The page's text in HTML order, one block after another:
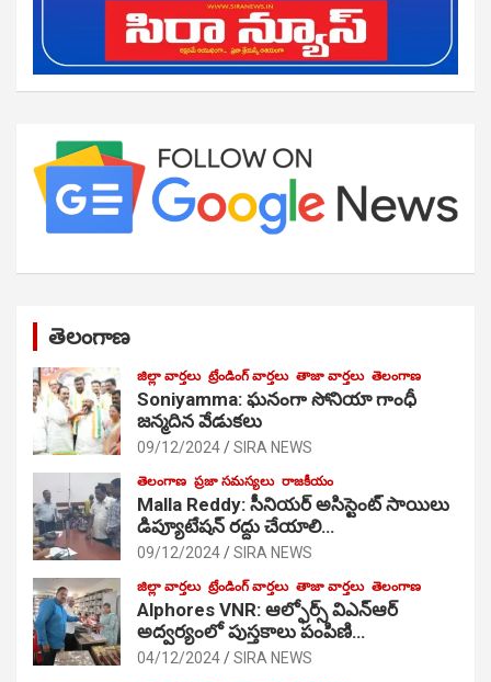
తెలంగాణ
జిల్లా వార్తలు ట్రేండింగ్ వార్తలు తాజా వార్తలు తెలంగాణ
Soniyamma: ఘ‌నంగా సోనియా గాంధీ
జ‌న్మ‌దిన వేడుక‌లు
09/12/2024 SIRA NEWS
తెలంగాణ ప్రజా సమస్యలు రాజకీయం
Malla Reddy: సీనియర్ అసిస్టెంట్ సాయిలు
డిప్యూటేషన్ రద్దు చేయాలి…
09/12/2024 SIRA NEWS
జిల్లా వార్తలు ట్రేండింగ్ వార్తలు తాజా వార్తలు తెలంగాణ
Alphores VNR: ఆల్ఫోర్స్ విఎన్ఆర్
అద్వర్యంలో పుస్తకాలు పంపిణి…
04/12/2024 SIRA NEWS